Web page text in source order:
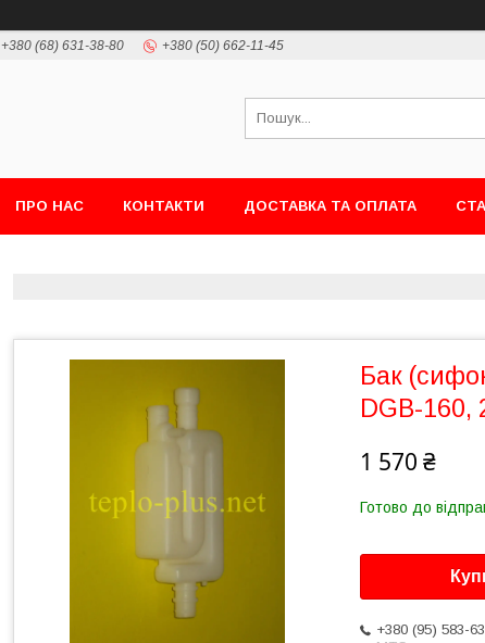
+380 (68) 631-38-80 +380 (50) 662-11-45
ПРО НАС КОНТАКТИ ДОСТАВКА ТА ОПЛАТА
Бак
DGB-160,
1 570 ₴
Готово до
+380 (95) 583-